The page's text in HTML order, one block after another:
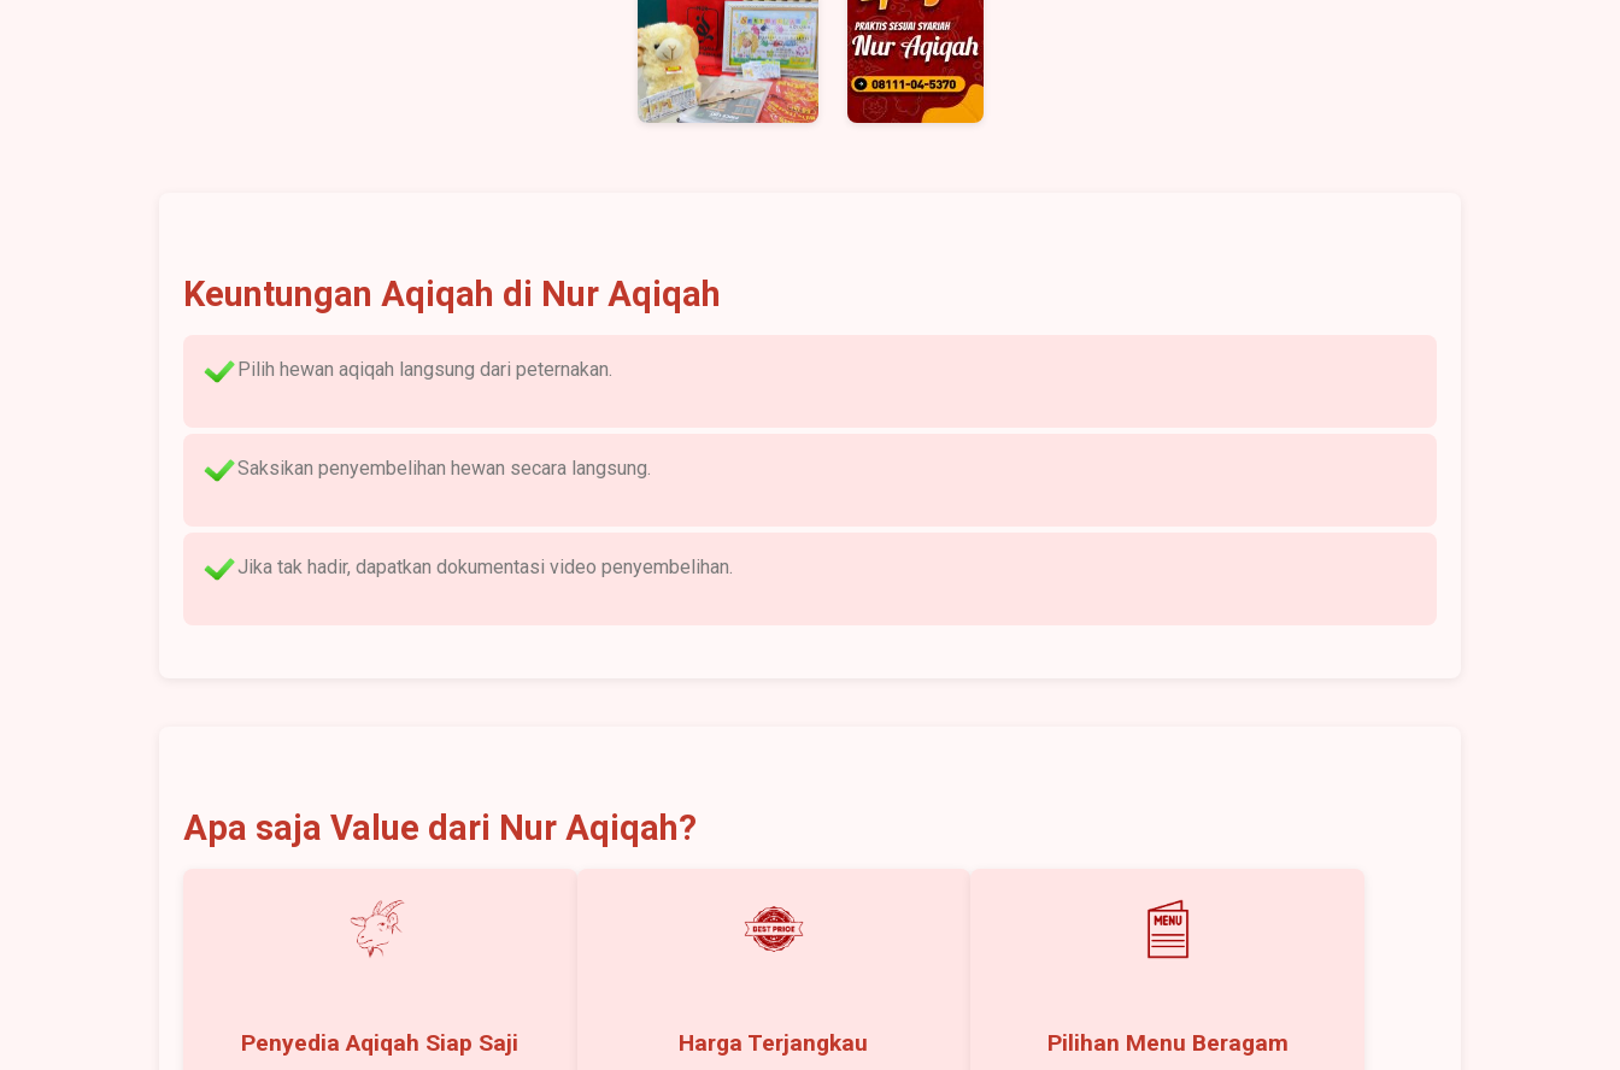
Keuntungan Aqiqah di Nur Aqiqah
Pilih hewan aqiqah langsung dari peternakan.
Saksikan penyembelihan hewan secara langsung.
Jika tak hadir, dapatkan dokumentasi video penyembelihan.
Apa saja Value dari Nur Aqiqah?
Penyedia Aqiqah Siap Saji Harga Terjangkau Pilihan Menu Beragam